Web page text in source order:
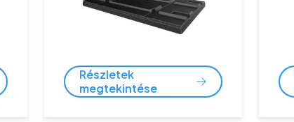
Részletek
megtekintése